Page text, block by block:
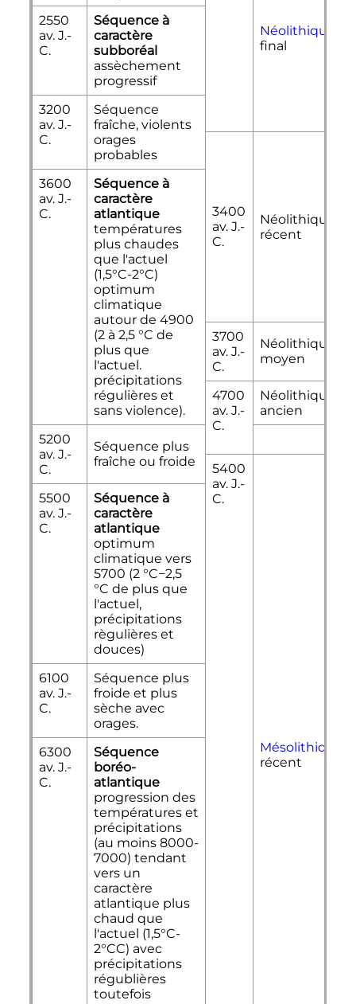
Néolithique
final
2550
av. J.-
C.
Séquence à
caractère
subboréal
assèchement
progressif
3200
av. J.-
C.
Séquence
fraîche, violents
orages
probables
3400
av. J.-
C.
Néolithique
récent
3600
av. J.-
C.
Séquence à
caractère
atlantique
températures
plus chaudes
que l'actuel
(1,5°C-2°C)
optimum
climatique
autour de 4900
(2 à 2,5 °C de
plus que
l'actuel.
précipitations
régulières et
sans violence).
3700
av. J.-
C.
Néolithique
moyen
4700
av. J.-
C.
Néolithique
ancien
5200
av. J.-
C.
Séquence plus
fraîche ou froide
5400
av. J.-
C.
Mésolithique
récent
5500
av. J.-
C.
Séquence à
caractère
atlantique
optimum
climatique vers
5700 (2 °C−2,5
°C de plus que
l'actuel,
précipitations
règulières et
douces)
6100
av. J.-
C.
Séquence plus
froide et plus
sèche avec
orages.
6300
av. J.-
C.
Séquence
boréo-
atlantique
progression des
températures et
précipitations
(au moins 8000-
7000) tendant
vers un
caractère
atlantique plus
chaud que
l'actuel (1,5°C-
2°CC) avec
précipitations
régublières
toutefois